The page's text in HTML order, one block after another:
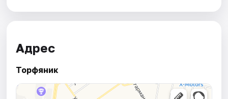
Адрес
Торфяник